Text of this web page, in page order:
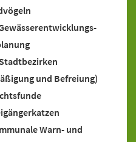
und Befreiung)
Warn- und